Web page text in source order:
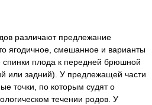
различают предлежание
ягодичное, смешанное и варианты
плода к передней брюшной
или задний). У предлежащей части
точки, по которым судят о
течении родов. У